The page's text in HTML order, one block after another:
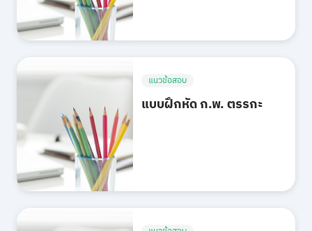
แนวข้อสอบ
แบบฝึกหัด ก.พ. ตรรกะ